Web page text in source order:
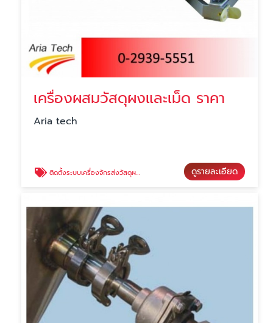
เครื่องผสมวัสดุผงและเม็ด ราคา
Aria tech
ติดตั้งระบบเครื่องจักรส่งวัสดุผง ดูรายละเอียด